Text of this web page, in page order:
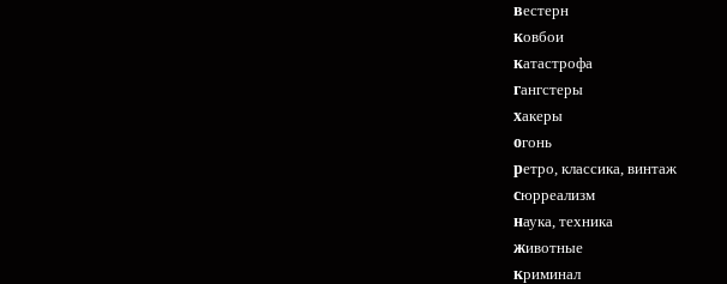
вестерн
ковбои
катастрофа
гангстеры
хакеры
огонь
ретро, классика, винтаж
сюрреализм
наука, техника
животные
криминал